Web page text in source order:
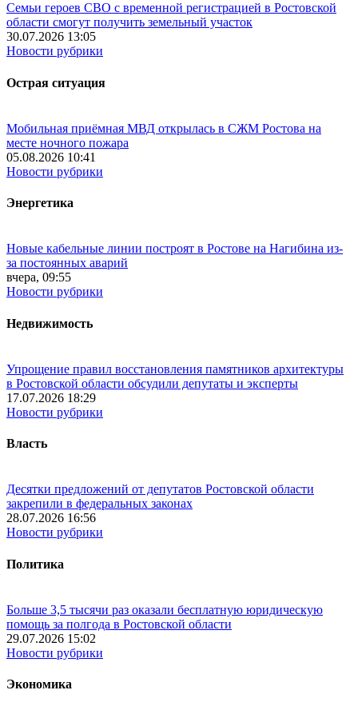
Семьи героев СВО с временной регистрацией в Ростовской
области смогут получить земельный участок
30.07.2026 13:05
Новости рубрики
Острая ситуация
Мобильная приёмная МВД открылась в СЖМ Ростова на
месте ночного пожара
05.08.2026 10:41
Новости рубрики
Энергетика
Новые кабельные линии построят в Ростове на Нагибина из-
за постоянных аварий
вчера, 09:55
Новости рубрики
Недвижимость
Упрощение правил восстановления памятников архитектуры
в Ростовской области обсудили депутаты и эксперты
17.07.2026 18:29
Новости рубрики
Власть
Десятки предложений от депутатов Ростовской области
закрепили в федеральных законах
28.07.2026 16:56
Новости рубрики
Политика
Больше 3,5 тысячи раз оказали бесплатную юридическую
помощь за полгода в Ростовской области
29.07.2026 15:02
Новости рубрики
Экономика